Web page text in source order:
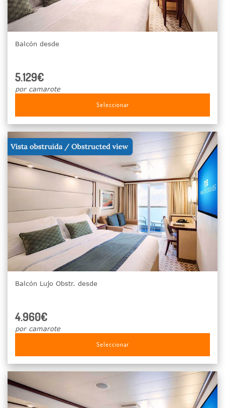
Balcón desde
5.129€
por camarote
Seleccionar
Balcón Lujo Obstr. desde
4.960€
por camarote
Seleccionar